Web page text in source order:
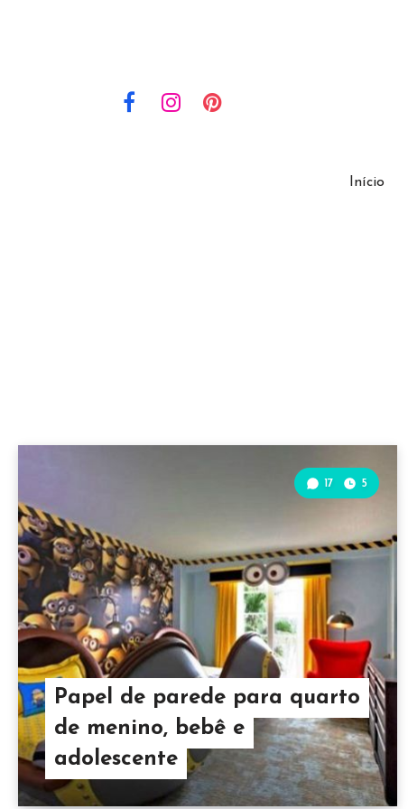
Início
Papel de parede para quarto
de menino, bebê e
adolescente
17 5